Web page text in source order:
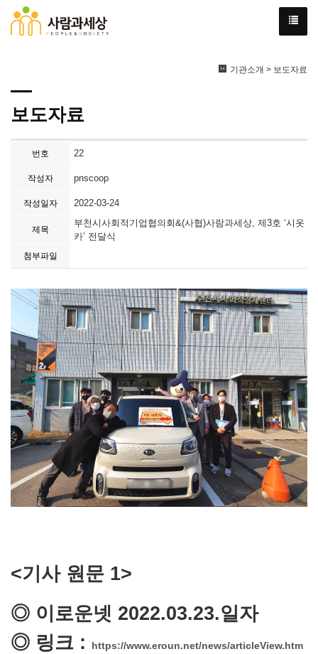
기관소개 > 보도자료
보도자료
번호 22
작성자 pnscoop
작성일자 2022-03-24
제목
부천시사회적기업협의회&(사협)사람과세상, 제3호 ‘시옷
카’ 전달식
첨부파일
<기사 원문 1>
◎ 이로운넷 2022.03.23.일자
◎ 링크 : https://www.eroun.net/news/articleView.htm